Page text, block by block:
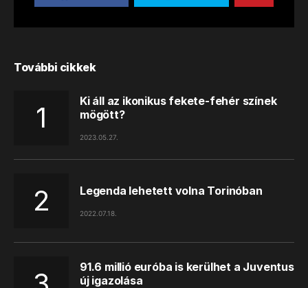
További cikkek
Ki áll az ikonikus fekete-fehér színek
mögött?
2023.05.27.
Legenda lehetett volna Torinóban
2022.07.18.
91.6 millió euróba is kerülhet a Juventus
új igazolása